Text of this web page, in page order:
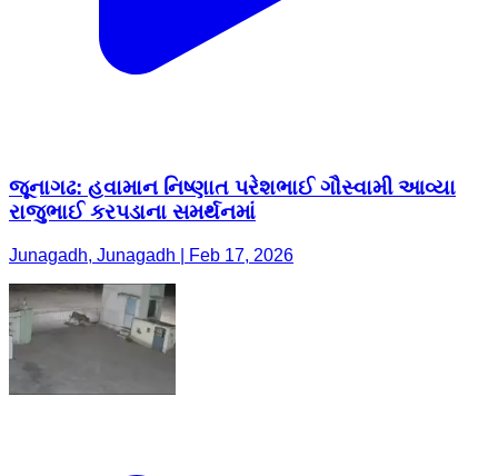
જૂનાગઢ: હવામાન નિષ્ણાત પરેશભાઈ ગૌસ્વામી આવ્યા
રાજુભાઈ કરપડાના સમર્થનમાં
Junagadh, Junagadh | Feb 17, 2026